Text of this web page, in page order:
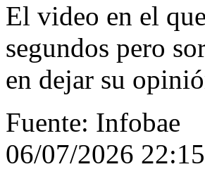
El video en el
segundos pero
en dejar su
Fuente: Infobae
06/07/2026 22:15